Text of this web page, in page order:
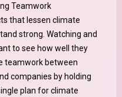
Teamwork
that lessen climate
strong. Watching and
to see how well they
teamwork between
companies by holding
plan for climate